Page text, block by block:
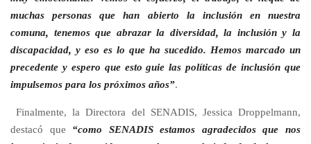
muchas personas que han abierto la inclusión en nuestra
comuna, tenemos que abrazar la diversidad, la inclusión y la
discapacidad, y eso es lo que ha sucedido. Hemos marcado un
precedente y espero que esto guie las políticas de inclusión que
impulsemos para los próximos años”.
Finalmente, la Directora del SENADIS, Jessica Droppelmann,
destacó que “como SENADIS estamos agradecidos que nos